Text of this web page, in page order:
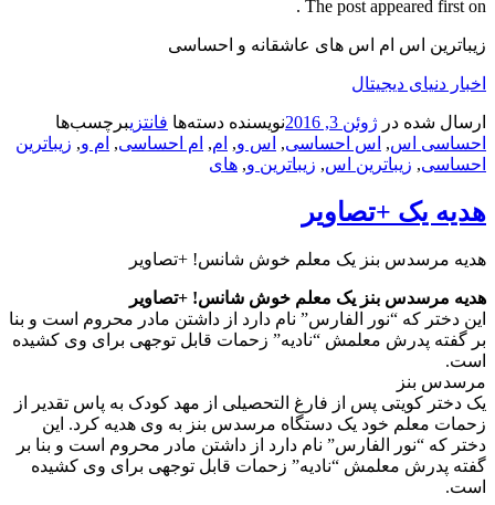
The post appeared first on .
زیباترین اس ام اس های عاشقانه و احساسی
اخبار دنیای دیجیتال
ارسال شده در ژوئن 3, 2016 نویسنده دسته‌ها فانتزیبرچسب‌ها
احساسی اس, اس احساسی, اس و, ام, ام احساسی, ام و, زیباترین
احساسی, زیباترین اس, زیباترین و, های
هدیه یک +تصاویر
هدیه مرسدس بنز یک معلم خوش شانس! +تصاویر
هدیه مرسدس بنز یک معلم خوش شانس! +تصاویر
این دختر که “نور الفارس” نام دارد از داشتن مادر محروم است و بنا
بر گفته پدرش معلمش “نادیه” زحمات قابل توجهی برای وی کشیده
است.
مرسدس بنز
یک دختر کویتی پس از فارغ التحصیلی از مهد کودک به پاس تقدیر از
زحمات معلم خود یک دستگاه مرسدس بنز به وی هدیه کرد. این
دختر که “نور الفارس” نام دارد از داشتن مادر محروم است و بنا بر
گفته پدرش معلمش “نادیه” زحمات قابل توجهی برای وی کشیده
است.